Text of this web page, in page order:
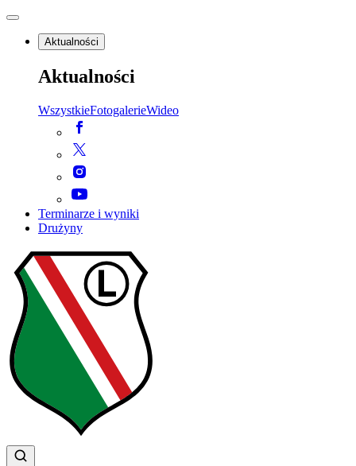
Aktualności
Aktualności
WszystkieFotogalerieWideo
Terminarze i wyniki
Drużyny